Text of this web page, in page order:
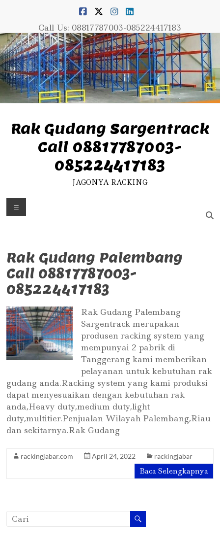
Call Us: 08817787003-085224417183
Rak Gudang Sargentrack
Call 08817787003-
085224417183
JAGONYA RACKING
Menu
Rak Gudang Palembang
Call 08817787003-
085224417183
Rak Gudang Palembang
Sargentrack merupakan
produsen racking system yang
mempunyai 2 pabrik di
Tanggerang kami memberikan
pelayanan untuk kebutuhan rak
gudang anda.Racking system yang kami produksi
dapat menyesuaikan dengan kebutuhan rak
anda,Heavy duty,medium duty,light
duty,multitier.Penjualan Wilayah Palembang,Riau
dan sekitarnya.Rak Gudang
rackingjabar.com April 24, 2022 rackingjabar
Baca Selengkapnya